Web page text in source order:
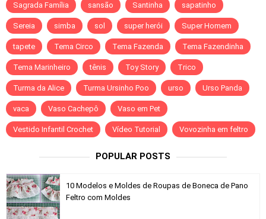
Sagrada Família sansão Santinha sapatinho
Sereia simba sol super herói Super Homem
tapete Tema Circo Tema Fazenda Tema Fazendinha
Tema Marinheiro tênis Toy Story Trico
Turma da Alice Turma Ursinho Poo urso Urso Panda
vaca Vaso Cachepô Vaso em Pet
Vestido Infantil Crochet Vídeo Tutorial Vovozinha em feltro
POPULAR POSTS
10 Modelos e Moldes de Roupas de Boneca de Pano
Feltro com Moldes